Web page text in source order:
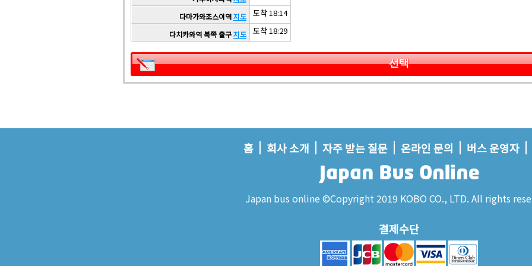
다마가와조스이역지도 도착 18:14
다치카와역 북쪽 출구지도 도착 18:29
선택
홈 회사 소개 자주 받는 질문 온라인 문의 버스 운영자
Japan bus online ©Copyright 2019 KOBO CO., LTD. All rights
결제수단